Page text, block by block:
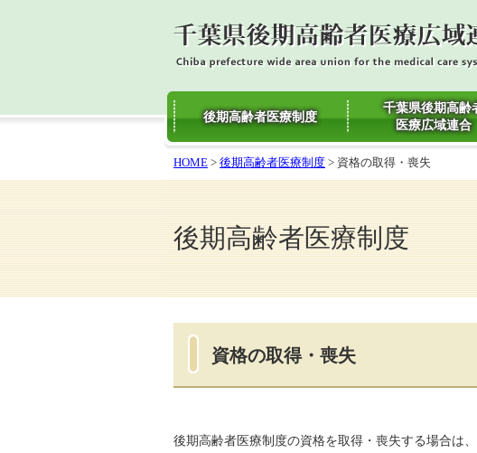
後期高齢者医療制度
千葉県後期高齢
医療広域連合
HOME > 後期高齢者医療制度 > 資格の取得・喪失
後期高齢者医療制度
資格の取得・喪失
後期高齢者医療制度の資格を取得・喪失する場合は、